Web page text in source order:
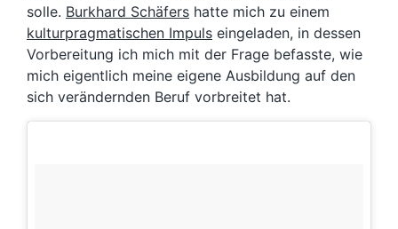
solle. Burkhard Schäfers hatte mich zu einem
kulturpragmatischen Impuls eingeladen, in dessen
Vorbereitung ich mich mit der Frage befasste, wie
mich eigentlich meine eigene Ausbildung auf den
sich verändernden Beruf vorbreitet hat.